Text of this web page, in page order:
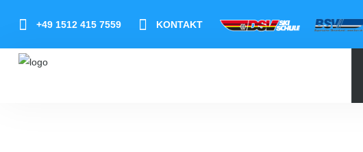
+49 1512 415 7559 KONTAKT